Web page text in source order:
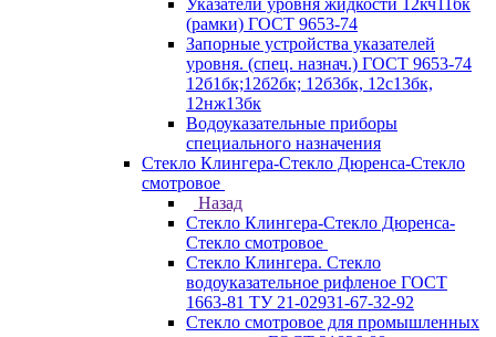
Указатели уровня жидкости 12кч11бк
(рамки) ГОСТ 9653-74
Запорные устройства указателей
уровня. (спец. назнач.) ГОСТ 9653-74
12б1бк;12б2бк; 12б3бк, 12с13бк,
12нж13бк
Водоуказательные приборы
специального назначения
Стекло Клингера-Стекло Дюренса-Стекло
смотровое
Назад
Стекло Клингера-Стекло Дюренса-
Стекло смотровое
Стекло Клингера. Стекло
водоуказательное рифленое ГОСТ
1663-81 ТУ 21-02931-67-32-92
Стекло смотровое для промышленных